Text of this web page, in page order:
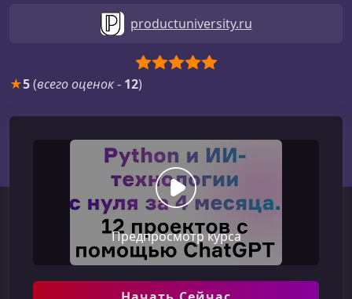
productuniversity.ru
★5(всего оценок- 12)
Предпросмотр курса